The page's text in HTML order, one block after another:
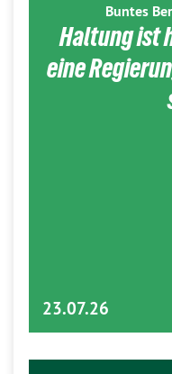
Buntes
Haltung ist
eine
23.07.26